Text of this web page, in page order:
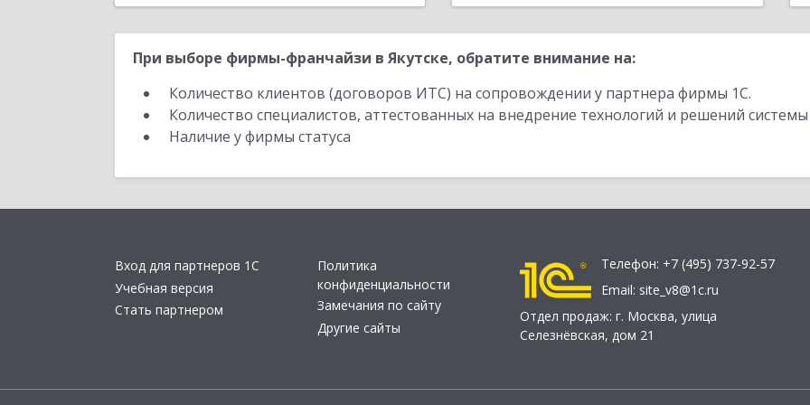
При выборе фирмы-франчайзи в Якутске, обратите внимание на:
Количество клиентов (договоров ИТС) на сопровождении у партнера фирмы 1С.
Количество специалистов, аттестованных на внедрение технологий и решений
Наличие у фирмы статуса
Вход для партнеров 1С
Учебная версия
Стать партнером
Политика
конфиденциальности
Замечания по сайту
Другие сайты
Телефон: +7 (495) 737-92-57
Email: site_v8@1c.ru
Отдел продаж: г. Москва, улица
Селезнёвская, дом 21